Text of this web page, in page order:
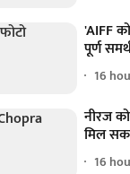
'AIFF
पूर्ण
16
नीरज
मिल
16